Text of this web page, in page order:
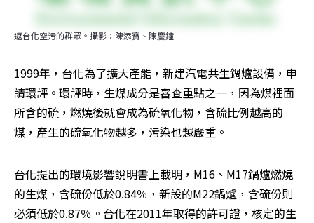
返台化空污的群眾。攝影：陳添寶、陳慶鐘
1999年，台化為了擴大產能，新建汽電共生鍋爐設備，申
請環評。環評時，生煤成分是審查重點之一，因為煤裡面
所含的硫，燃燒後就會成為硫氧化物，含硫比例越高的
煤，產生的硫氧化物越多，污染也越嚴重。
台化提出的環境影響說明書上載明，M16、M17鍋爐燃燒
的生煤，含硫份低於0.84％，新設的M22鍋爐，含硫份則
必須低於0.87％。台化在2011年取得的許可證，核定的生